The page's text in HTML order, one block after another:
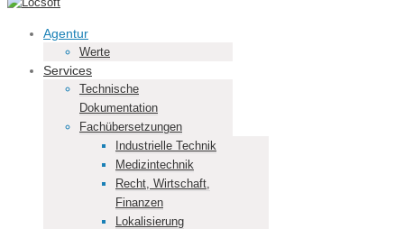
Agentur
Werte
Services
Technische
Dokumentation
Fachübersetzungen
Industrielle Technik
Medizintechnik
Recht, Wirtschaft,
Finanzen
Lokalisierung